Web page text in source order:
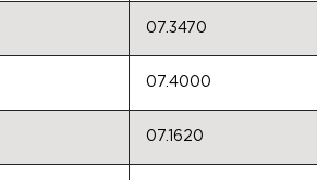
07.3470
07.4000
07.1620